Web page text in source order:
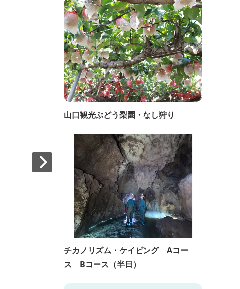
山口観光ぶどう梨園・なし狩り
チカノリズム・ケイビング Aコー
ス Bコース（半日）